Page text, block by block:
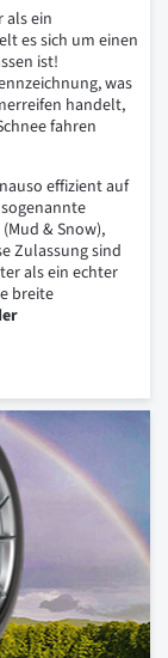
als ein
es sich um einen
ist!
was
handelt,
fahren
effizient auf
& Snow),
Zulassung sind
als ein echter
breite